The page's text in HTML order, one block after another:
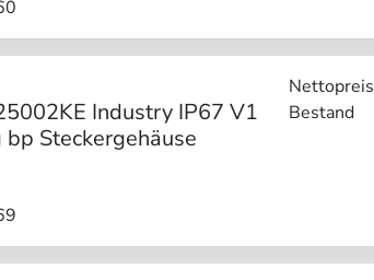
Industry IP67 V1
Steckergehäuse
Nettopreis
Bestand